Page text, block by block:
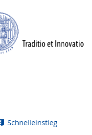
Schnelleinstieg